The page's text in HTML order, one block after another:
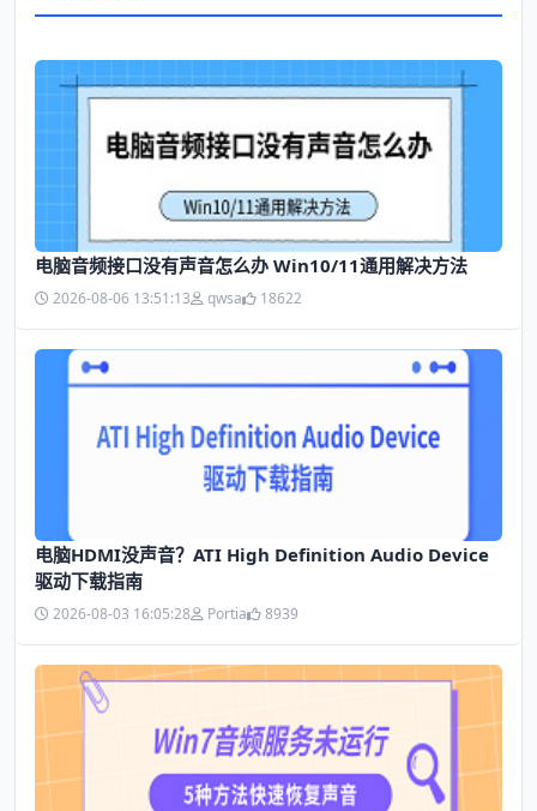
电脑音频接口没有声音怎么办 Win10/11通用解决方法
2026-08-06 13:51:13 qwsa 18622
电脑HDMI没声音？ATI High Definition Audio Device
驱动下载指南
2026-08-03 16:05:28 Portia 8939